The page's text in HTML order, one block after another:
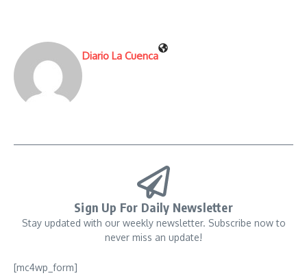
Diario La Cuenca
Sign Up For Daily Newsletter
Stay updated with our weekly newsletter. Subscribe now to
never miss an update!
[mc4wp_form]